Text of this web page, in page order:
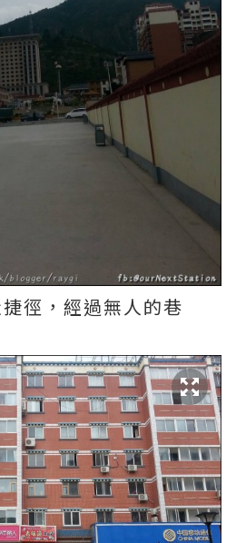
徑，經過無人的巷